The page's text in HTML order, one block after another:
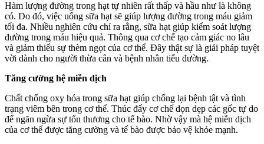
Hàm lượng đường trong hạt tự nhiên rất thấp và hầu như là không
có. Do đó, việc uống sữa hạt sẽ giúp lượng đường trong máu giảm
tối đa. Nhiều nghiên cứu chỉ ra rằng, sữa hạt giúp kiểm soát lượng
đường trong máu hiệu quả. Thông qua cơ chế tạo cảm giác no lâu
và giảm thiểu sự thèm ngọt của cơ thể. Đây thật sự là giải pháp tuyệt
vời dành cho người thừa cân và bệnh nhân tiểu đường.
Tăng cường hệ miễn dịch
Chất chống oxy hóa trong sữa hạt giúp chống lại bệnh tật và tình
trạng viêm bên trong cơ thể. Thúc đẩy cơ chế dọn dẹp các gốc tự do
để ngăn ngừa sự tổn thương cho tế bào. Nhờ vậy mà hệ miễn dịch
của cơ thể được tăng cường và tế bào được bảo vệ khỏe mạnh.